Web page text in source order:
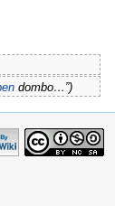
dombo…”)